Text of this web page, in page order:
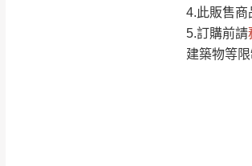
4.此販售商
5.訂購前請
建築物等